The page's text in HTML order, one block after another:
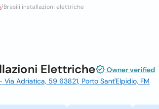
/Brasili installazioni elettriche
Elettriche
Owner verified
Via Adriatica, 59 63821, Porto Sant'Elpidio, FM